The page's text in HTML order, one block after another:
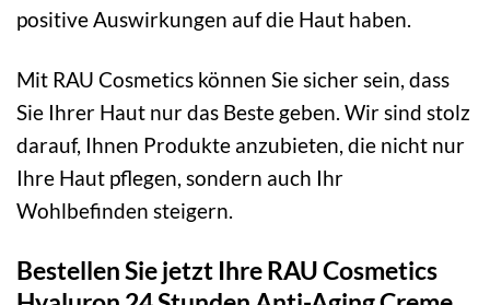
positive Auswirkungen auf die Haut haben.
Mit RAU Cosmetics können Sie sicher sein, dass
Sie Ihrer Haut nur das Beste geben. Wir sind stolz
darauf, Ihnen Produkte anzubieten, die nicht nur
Ihre Haut pflegen, sondern auch Ihr
Wohlbefinden steigern.
Bestellen Sie jetzt Ihre RAU Cosmetics